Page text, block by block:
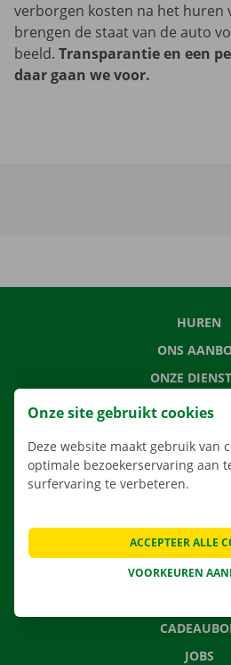
verborgen kosten na het huren
brengen de staat van de auto
beeld. Transparantie en een
daar gaan we voor.
HUREN
ONS
ONZE
LOCATIES
CONTACTEER
VEELGESTELDE
JOBS
Onze site gebruikt cookies
Deze website maakt gebruik van
optimale bezoekerservaring aan
surfervaring te verbeteren.
VOORKEUREN
ACCEPTEER ALLE